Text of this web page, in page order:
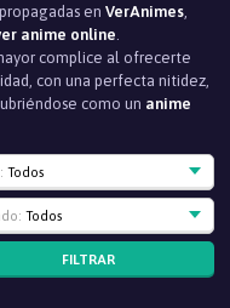
en VerAnimes,
anime online.
complice al ofrecerte
con una perfecta nitidez,
como un anime
Todos
Todos
FILTRAR